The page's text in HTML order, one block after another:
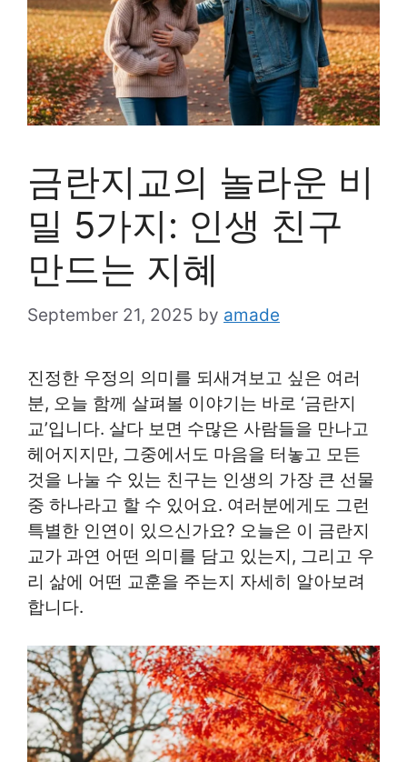
금란지교의 놀라운 비
밀 5가지: 인생 친구
만드는 지혜
September 21, 2025 by amade
진정한 우정의 의미를 되새겨보고 싶은 여러
분, 오늘 함께 살펴볼 이야기는 바로 ‘금란지
교’입니다. 살다 보면 수많은 사람들을 만나고
헤어지지만, 그중에서도 마음을 터놓고 모든
것을 나눌 수 있는 친구는 인생의 가장 큰 선물
중 하나라고 할 수 있어요. 여러분에게도 그런
특별한 인연이 있으신가요? 오늘은 이 금란지
교가 과연 어떤 의미를 담고 있는지, 그리고 우
리 삶에 어떤 교훈을 주는지 자세히 알아보려
합니다.